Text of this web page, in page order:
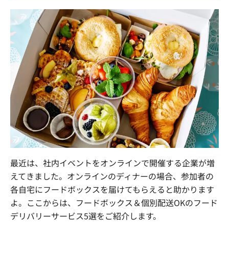
最近は、社内イベントをオンラインで開催する企業が増
えてきました。オンラインのディナーの場合、参加者の
各自宅にフードボックスを届けてもらえると助かります
よ。ここからは、フードボックス＆個別配送OKのフード
デリバリーサービス5選をご紹介します。